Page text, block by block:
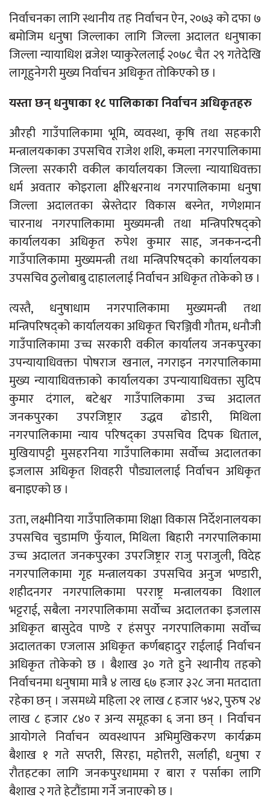
निर्वाचनका लागि स्थानीय तह निर्वाचन ऐन, २०७३ को दफा ७
बमोजिम धनुषा जिल्लाका लागि जिल्ला अदालत धनुषाका
जिल्ला न्यायाधिश व्रजेश प्याकुरेललाई २०७८ चैत २९ गतेदेखि
लागूहुनेगरी मुख्य निर्वाचन अधिकृत तोकिएको छ ।
यस्ता छन् धनुषाका १८ पालिकाका निर्वाचन अधिकृतहरु
औरही गाउँपालिकामा भूमि, व्यवस्था, कृषि तथा सहकारी
मन्त्रालयकाका उपसचिव राजेश शशि, कमला नगरपालिकामा
जिल्ला सरकारी वकील कार्यालयका जिल्ला न्यायाधिवक्ता
धर्म अवतार कोइराला क्षीरेश्वरनाथ नगरपालिकामा धनुषा
जिल्ला अदालतका स्रेस्तेदार विकास बस्नेत, गणेशमान
चारनाथ नगरपालिकामा मुख्यमन्त्री तथा मन्त्रिपरिषद्को
कार्यालयका अधिकृत रुपेश कुमार साह, जनकनन्दनी
गाउँपालिकामा मुख्यमन्त्री तथा मन्त्रिपरिषद्को कार्यालयका
उपसचिव ठुलोबाबु दाहाललाई निर्वाचन अधिकृत तोकेको छ ।
त्यस्तै, धनुषाधाम नगरपालिकामा मुख्यमन्त्री तथा
मन्त्रिपरिषद्को कार्यालयका अधिकृत चिरञ्जिवी गौतम, धनौजी
गाउँपालिकामा उच्च सरकारी वकील कार्यालय जनकपुरका
उपन्यायाधिवक्ता पोषराज खनाल, नगराइन नगरपालिकामा
मुख्य न्यायाधिवक्ताको कार्यालयका उपन्यायाधिवक्ता सुदिप
कुमार दंगाल, बटेश्वर गाउँपालिकामा उच्च अदालत
जनकपुरका उपरजिष्ट्रार उद्धव ढोडारी, मिथिला
नगरपालिकामा न्याय परिषद्का उपसचिव दिपक धिताल,
मुखियापट्टी मुसहरनिया गाउँपालिकामा सर्वोच्च अदालतका
इजलास अधिकृत शिवहरी पौड्याललाई निर्वाचन अधिकृत
बनाइएको छ ।
उता, लक्ष्मीनिया गाउँपालिकामा शिक्षा विकास निर्देशनालयका
उपसचिव चुडामणि फुँयाल, मिथिला बिहारी नगरपालिकामा
उच्च अदालत जनकपुरका उपरजिष्ट्रार राजु पराजुली, विदेह
नगरपालिकामा गृह मन्त्रालयका उपसचिव अनुज भण्डारी,
शहीदनगर नगरपालिकामा परराष्ट्र मन्त्रालयका विशाल
भट्टराई, सबैला नगरपालिकामा सर्वोच्च अदालतका इजलास
अधिकृत बासुदेव पाण्डे र हंसपुर नगरपालिकामा सर्वोच्च
अदालतका एजलास अधिकृत कर्णबहादुर राईलाई निर्वाचन
अधिकृत तोकेको छ । बैशाख ३० गते हुने स्थानीय तहको
निर्वाचनमा धनुषामा मात्रै ४ लाख ६७ हजार ३२८ जना मतदाता
रहेका छन् । जसमध्ये महिला २१ लाख ८ हजार ५४२, पुरुष २४
लाख ८ हजार ८४० र अन्य समूहका ६ जना छन् । निर्वाचन
आयोगले निर्वाचन व्यवस्थापन अभिमुखिकरण कार्यक्रम
बैशाख १ गते सप्तरी, सिरहा, महोत्तरी, सर्लाही, धनुषा र
रौतहटका लागि जनकपुरधाममा र बारा र पर्साका लागि
बैशाख २ गते हेटौंडामा गर्ने जनाएको छ ।